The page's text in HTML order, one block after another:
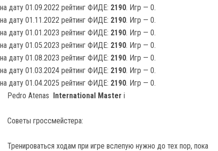
на дату 01.09.2022 рейтинг ФИДЕ: 2190. Игр — 0.
на дату 01.11.2022 рейтинг ФИДЕ: 2190. Игр — 0.
на дату 01.01.2023 рейтинг ФИДЕ: 2190. Игр — 0.
на дату 01.05.2023 рейтинг ФИДЕ: 2190. Игр — 0.
на дату 01.08.2023 рейтинг ФИДЕ: 2190. Игр — 0.
на дату 01.03.2024 рейтинг ФИДЕ: 2190. Игр — 0.
на дату 01.04.2025 рейтинг ФИДЕ: 2190. Игр — 0.
Pedro Atenas International Master i
Советы гроссмейстера:
Тренироваться ходам при игре вслепую нужно до тех пор, пока